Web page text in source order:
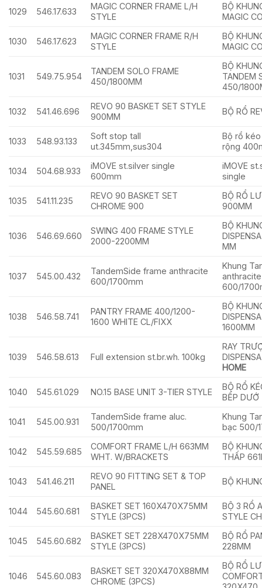
1029 546.17.633
MAGIC CORNER FRAME L/H
STYLE
BỘ
MAGIC
1030 546.17.623
MAGIC CORNER FRAME R/H
STYLE
BỘ
MAGIC
1031 549.75.954
TANDEM SOLO FRAME
450/1800MM
BỘ
TANDEM
450/
1032 541.46.696
REVO 90 BASKET SET STYLE
900MM
BỘ RỔ
1033 548.93.133
Soft stop tall
ut.345mm,sus304
Bộ rổ
rộng
1034 504.68.933
iMOVE st.silver single
600mm
iMOVE
single
1035 541.11.235
REVO 90 BASKET SET
CHROME 900
BỘ RỔ
900MM
1036 546.69.660
SWING 400 FRAME STYLE
2000-2200MM
BỘ
MM
1037 545.00.432
TandemSide frame anthracite
600/1700mm
Khung
600/
1038 546.58.741
PANTRY FRAME 400/1200-
1600 WHITE CL/FIXX
BỘ
1600MM
1039 546.58.613 Full extension st.br.wh. 100kg
RAY
HOME
1040 545.61.029 NO.15 BASE UNIT 3-TIER STYLE
BỘ RỔ
BẾP DƯỚ
1041 545.00.931
TandemSide frame aluc.
500/1700mm
Khung
bạc 500/
1042 545.59.685
COMFORT FRAME L/H 663MM
WHT. W/BRACKETS
BỘ
THẤP
1043 541.46.211
REVO 90 FITTING SET & TOP
PANEL
BỘ
1044 545.60.681
BASKET SET 160X470X75MM
STYLE (3PCS)
BỘ 3 RỔ
STYLE
1045 545.60.682
BASKET SET 228X470X75MM
STYLE (3PCS)
BỘ RỔ
228MM
1046 545.60.083
BASKET SET 320X470X88MM
CHROME (3PCS)
BỘ RỔ